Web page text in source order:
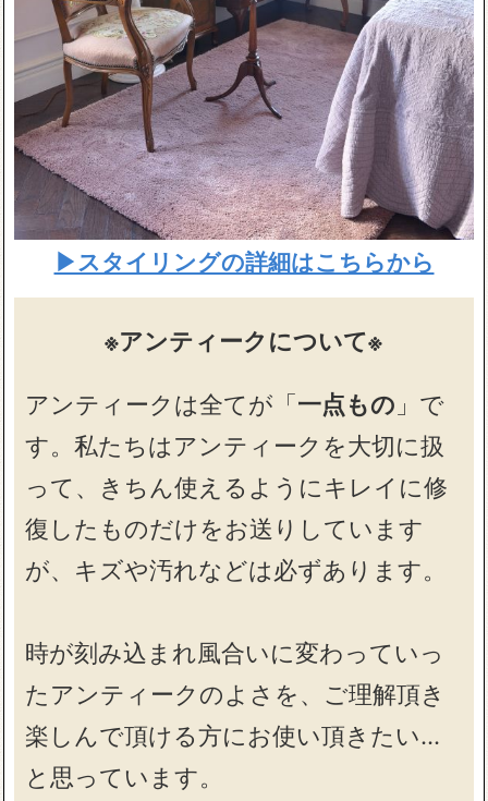
▶スタイリングの詳細はこちらから
※アンティークについて※
アンティークは全てが「 一点もの 」で
す。私たちはアンティークを大切に扱
って、きちん使えるようにキレイに修
復したものだけをお送りしています
が、キズや汚れなどは必ずあります。
時が刻み込まれ風合いに変わっていっ
たアンティークのよさを、ご理解頂き
楽しんで頂ける方にお使い頂きたい…
と思っています。